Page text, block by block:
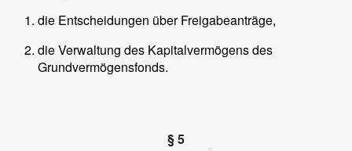
die Entscheidungen über Freigabeanträge,
die Verwaltung des Kapitalvermögens des
Grundvermögensfonds.
§ 5